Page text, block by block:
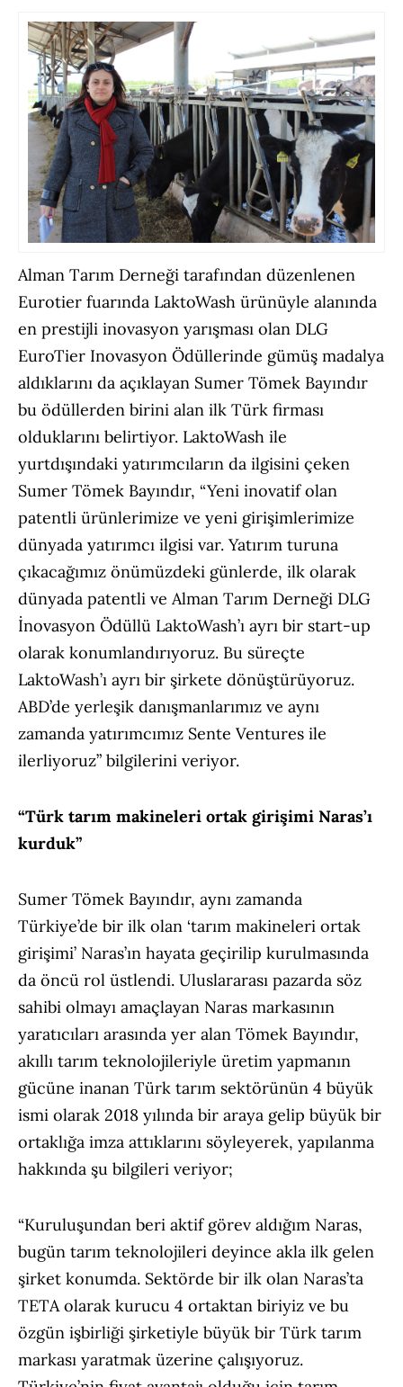
Alman Tarım Derneği tarafından düzenlenen
Eurotier fuarında LaktoWash ürünüyle alanında
en prestijli inovasyon yarışması olan DLG
EuroTier Inovasyon Ödüllerinde gümüş madalya
aldıklarını da açıklayan Sumer Tömek Bayındır
bu ödüllerden birini alan ilk Türk firması
olduklarını belirtiyor. LaktoWash ile
yurtdışındaki yatırımcıların da ilgisini çeken
Sumer Tömek Bayındır, “Yeni inovatif olan
patentli ürünlerimize ve yeni girişimlerimize
dünyada yatırımcı ilgisi var. Yatırım turuna
çıkacağımız önümüzdeki günlerde, ilk olarak
dünyada patentli ve Alman Tarım Derneği DLG
İnovasyon Ödüllü LaktoWash’ı ayrı bir start-up
olarak konumlandırıyoruz. Bu süreçte
LaktoWash’ı ayrı bir şirkete dönüştürüyoruz.
ABD’de yerleşik danışmanlarımız ve aynı
zamanda yatırımcımız Sente Ventures ile
ilerliyoruz” bilgilerini veriyor.
“Türk tarım makineleri ortak girişimi Naras’ı
kurduk”
Sumer Tömek Bayındır, aynı zamanda
Türkiye’de bir ilk olan ‘tarım makineleri ortak
girişimi’ Naras’ın hayata geçirilip kurulmasında
da öncü rol üstlendi. Uluslararası pazarda söz
sahibi olmayı amaçlayan Naras markasının
yaratıcıları arasında yer alan Tömek Bayındır,
akıllı tarım teknolojileriyle üretim yapmanın
gücüne inanan Türk tarım sektörünün 4 büyük
ismi olarak 2018 yılında bir araya gelip büyük bir
ortaklığa imza attıklarını söyleyerek, yapılanma
hakkında şu bilgileri veriyor;
“Kuruluşundan beri aktif görev aldığım Naras,
bugün tarım teknolojileri deyince akla ilk gelen
şirket konumda. Sektörde bir ilk olan Naras’ta
TETA olarak kurucu 4 ortaktan biriyiz ve bu
özgün işbirliği şirketiyle büyük bir Türk tarım
markası yaratmak üzerine çalışıyoruz.